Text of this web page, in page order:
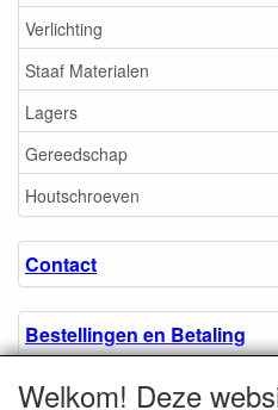
Verlichting
Staaf Materialen
Lagers
Gereedschap
Houtschroeven
Contact
Bestellingen en Betaling
Algemene voorwaarden
Welkom! Deze